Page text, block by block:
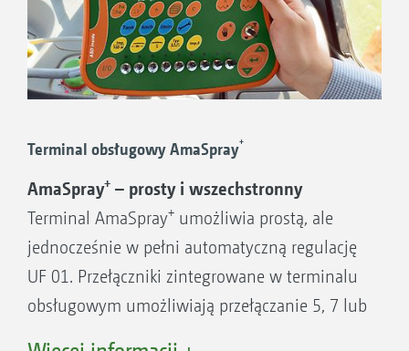
Terminal obsługowy AmaSpray+
AmaSpray+ – prosty i wszechstronny
Terminal AmaSpray+ umożliwia prostą, ale
jednocześnie w pełni automatyczną regulację
UF 01. Przełączniki zintegrowane w terminalu
obsługowym umożliwiają przełączanie 5, 7 lub